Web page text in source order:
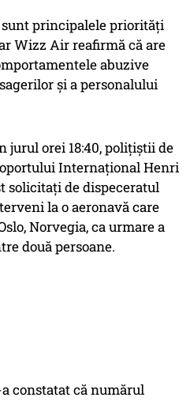
principalele priorități
Wizz Air reafirmă că are
abuzive
și a personalului
jurul orei 18:40, polițiștii de
Internațional Henri
solicitați de dispeceratul
la o aeronavă care
Norvegia, ca urmare a
două persoane.
constatat că numărul